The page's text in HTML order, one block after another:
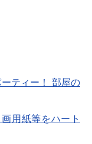
ティー！ 部屋の
用紙等をハート